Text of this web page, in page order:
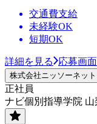
交通費支給
未経験OK
短期OK
詳細を見る 応募画
株式会社ニッソーネッ
正社員
ナビ個別指導学院